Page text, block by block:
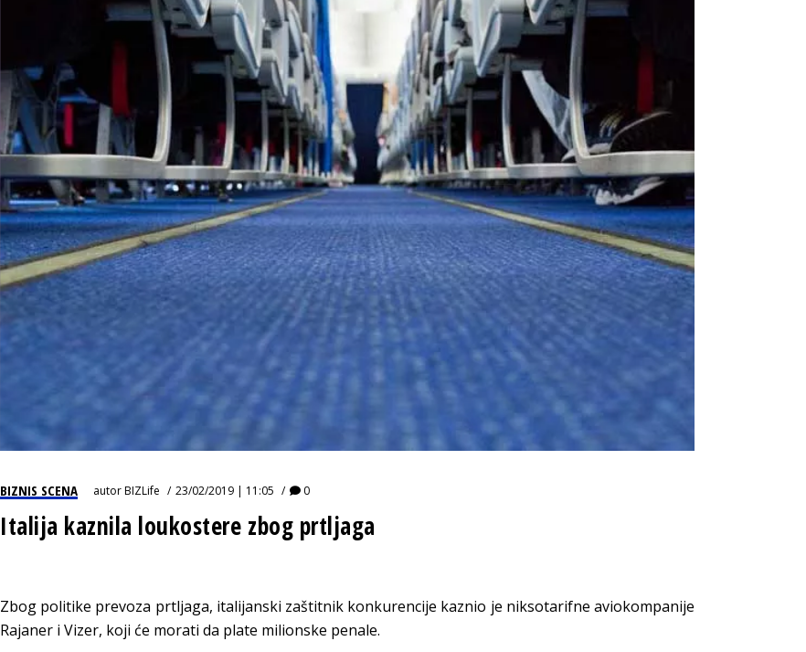
BIZNIS SCENA autorBIZLife 23/02/2019 | 11:05 0
Italija kaznila loukostere zbog prtljaga
Zbog politike prevoza prtljaga, italijanski zaštitnik konkurencije kaznio je niksotarifne aviokompanije
Rajaner i Vizer, koji će morati da plate milionske penale.